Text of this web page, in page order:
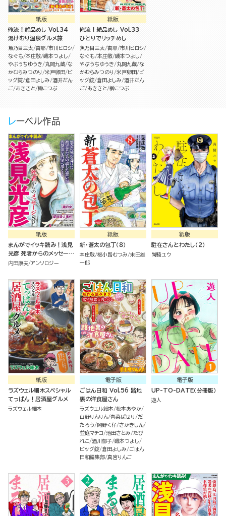
紙版
俺流！絶品めし Vol.34
湯けむり温泉グルメ旅
魚乃目三太 杏耶 市川ヒロシ
なぐも 本庄敬 磯本つよし
やぶうちゆうき
丸岡九蔵 な
かむらみつのり
米戸卵田
ビ
ッグ錠 倉田よしみ 酒井だん
ご あきさと 榊こつぶ
紙版
俺流！絶品めし Vol.33
ひとりでリッチめし
魚乃目三太 杏耶 市川ヒロシ
なぐも 本庄敬 磯本つよし
やぶうちゆうき
丸岡九蔵 な
かむらみつのり
米戸卵田
ビ
ッグ錠 倉田よしみ 酒井だん
ご あきさと 榊こつぶ
レーベル作品
紙版
まんがでイッキ読み！浅見
光彦 死者からのメッセージ
SP
内田康夫 アンソロジー
紙版
新・蒼太の包丁（８）
本庄敬 桜小路むつみ 末田雄
一郎
紙版
駐在さんとわたし（２）
尚騎ユウ
紙版
ラズウェル細木スペシャル
てっぱん！居酒屋グルメ
ラズウェル細木
電子版
ごはん日和 Vol.56 路地
裏の洋食屋さん
ラズウェル細木 松本あやか
山野りんりん 青菜ぱせり
だ
たろう
岡野く仔 さかきしん
並庭マチコ 池田さとみ たび
れこ 酒川郁子 磯本つよし
ビッグ錠 倉田よしみ
ごはん
日和編集部 真宮りんご
電子版
UP-TO-DATE（分冊版）
遊人